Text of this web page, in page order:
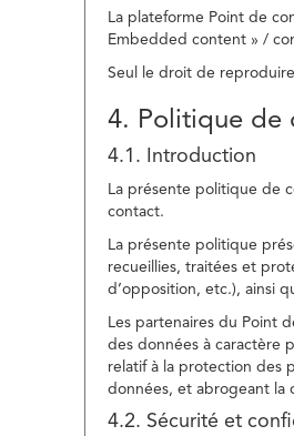
La plateforme Point de
Embedded content » /
Seul le droit de
4. Politique de
4.1. Introduction
La présente politique de
contact.
La présente politique
recueillies, traitées et
d’opposition, etc.), ainsi
Les partenaires du Point
des données à caractère
relatif à la protection des
données, et abrogeant la
4.2. Sécurité et